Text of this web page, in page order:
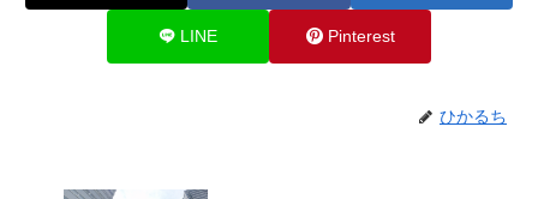
LINE Pinterest
ひかるち